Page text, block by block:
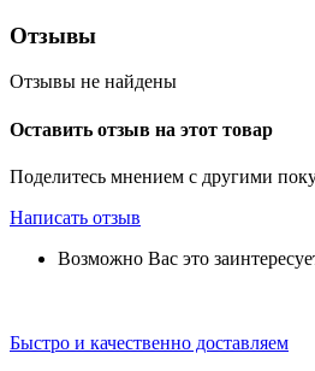
Отзывы
Отзывы не найдены
Оставить отзыв на этот товар
Поделитесь мнением с другими
Написать отзыв
Возможно Вас это
Быстро и качественно доставляем